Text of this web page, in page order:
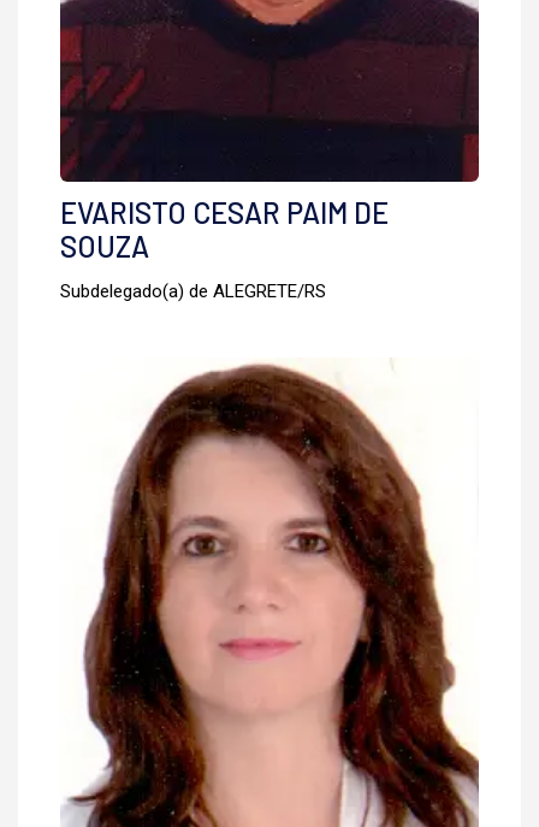
EVARISTO CESAR PAIM DE
SOUZA
Subdelegado(a) de ALEGRETE/RS